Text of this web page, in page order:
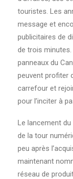
touristes. Les
message et
publicitaires de
de trois
panneaux du
peuvent profiter
carrefour et
pour l’inciter à
Le lancement
de la tour
peu après
maintenant
réseau de